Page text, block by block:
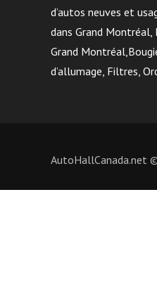
d’autos neuves et
dans Grand Montréal,
Grand
d’allumage, Filtres,
AutoHallCanada.net